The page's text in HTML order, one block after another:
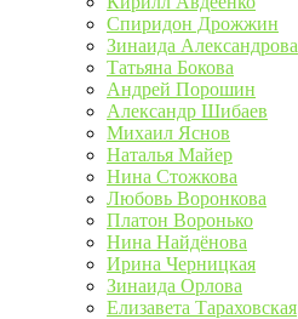
Спиридон Дрожжин
Зинаида Александрова
Татьяна Бокова
Андрей Порошин
Александр Шибаев
Михаил Яснов
Наталья Майер
Нина Стожкова
Любовь Воронкова
Платон Воронько
Нина Найдёнова
Ирина Черницкая
Зинаида Орлова
Елизавета Тараховская